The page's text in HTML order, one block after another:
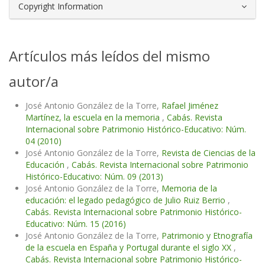
Copyright Information
Artículos más leídos del mismo
autor/a
José Antonio González de la Torre, Rafael Jiménez
Martínez, la escuela en la memoria , Cabás. Revista
Internacional sobre Patrimonio Histórico-Educativo: Núm.
04 (2010)
José Antonio González de la Torre, Revista de Ciencias de la
Educación , Cabás. Revista Internacional sobre Patrimonio
Histórico-Educativo: Núm. 09 (2013)
José Antonio González de la Torre, Memoria de la
educación: el legado pedagógico de Julio Ruiz Berrio ,
Cabás. Revista Internacional sobre Patrimonio Histórico-
Educativo: Núm. 15 (2016)
José Antonio González de la Torre, Patrimonio y Etnografía
de la escuela en España y Portugal durante el siglo XX ,
Cabás. Revista Internacional sobre Patrimonio Histórico-